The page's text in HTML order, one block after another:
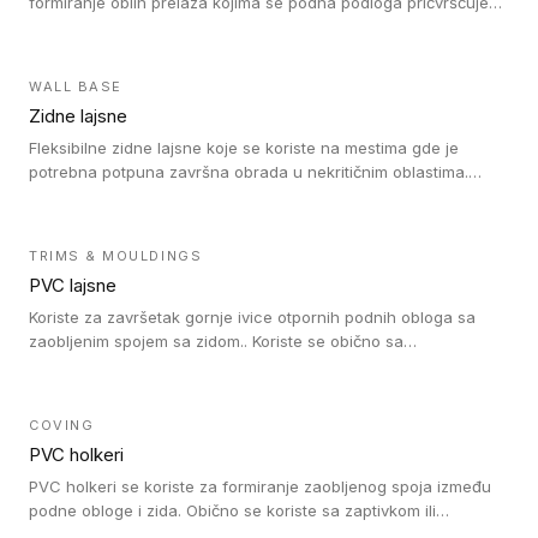
WALL BASE
Zidne lajsne
Fleksibilne zidne lajsne koje se koriste na mestima gde je
potrebna potpuna završna obrada u nekritičnim oblastima.
TRIMS & MOULDINGS
PVC lajsne
Koriste za završetak gornje ivice otpornih podnih obloga sa
zaobljenim spojem sa zidom.. Koriste se obično sa
rešenje).
COVING
PVC holkeri
PVC holkeri se koriste za formiranje zaobljenog spoja između
podne obloge i zida. Obično se koriste sa zaptivkom ili